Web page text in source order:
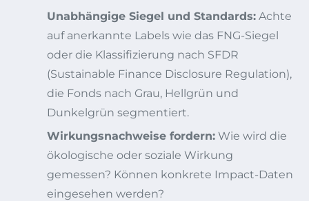
Unabhängige Siegel und Standards: Achte
auf anerkannte Labels wie das FNG-Siegel
oder die Klassifizierung nach SFDR
(Sustainable Finance Disclosure Regulation),
die Fonds nach Grau, Hellgrün und
Dunkelgrün segmentiert.
Wirkungsnachweise fordern: Wie wird die
ökologische oder soziale Wirkung
gemessen? Können konkrete Impact-Daten
eingesehen werden?